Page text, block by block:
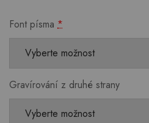
Font písma *
Gravírování z druhé strany